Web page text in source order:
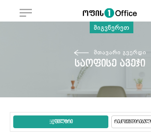
მიგვწერეთ
მთავარი გვერდი
საოფისე ავეჯი
ᲤᲘᲚᲢᲠᲘ